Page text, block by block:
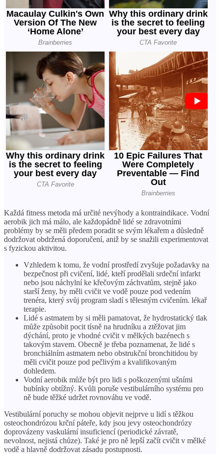
Každá fitness metoda má určité nevýhody a kontraindikace. Vodní
aerobik jich má málo, ale každopádně lidé se zdravotními
problémy by se měli předem poradit se svým lékařem a důsledně
dodržovat obdržená doporučení, aniž by se snažili experimentovat
s fyzickou aktivitou.
Vzhledem k tomu, že vodní prostředí zvyšuje požadavky na
bezpečnost při cvičení, lidé, kteří prodělali srdeční infarkt
nebo jsou náchylní ke křečovým záchvatům, stejně jako
starší ženy, by měli cvičit ve vodě pouze pod vedením
trenéra, který svůj program sladí s tělesným cvičením. lékař
terapie.
Lidé s astmatem by si měli pamatovat, že hydrostatický tlak
může způsobit pocit tísně na hrudníku a ztěžovat jim
dýchání, proto je vhodné cvičit v mělkých bazénech s
takovým stavem. Obecně je třeba poznamenat, že lidé s
bronchiálním astmatem nebo obstrukční bronchitidou by
měli cvičit pouze pod pečlivým a kvalifikovaným
dohledem.
Vodní aerobik může být pro lidi s poškozenými ušními
bubínky obtížný. Kvůli poruše vestibulárního systému pro
ně bude těžké udržet rovnováhu ve vodě.
Vestibulární poruchy se mohou objevit nejprve u lidí s těžkou
osteochondrózou krční páteře, kdy jsou jevy osteochondrózy
doprovázeny vaskulární insuficiencí (periodické závratě,
nevolnost, nejistá chůze). Také je pro ně lepší začít cvičit v mělké
vodě a hlavně dodržovat zásadu postupnosti.